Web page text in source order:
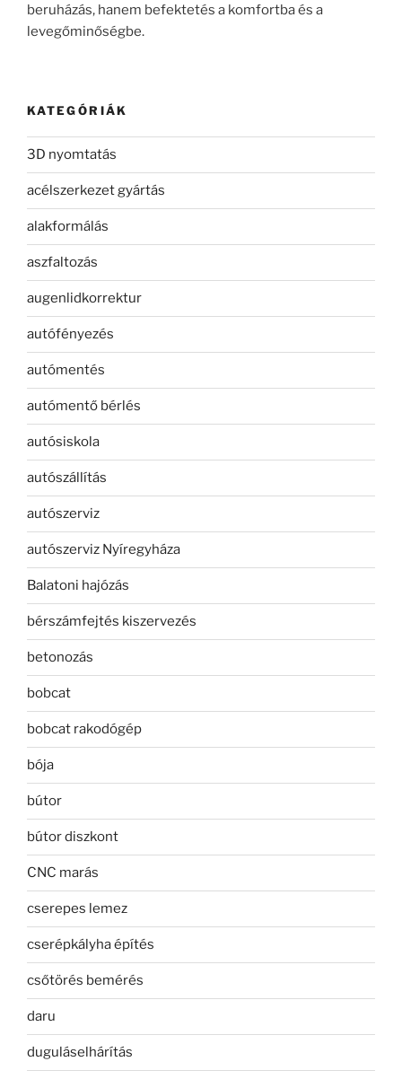
beruházás, hanem befektetés a komfortba és a
levegőminőségbe.
KATEGÓRIÁK
3D nyomtatás
acélszerkezet gyártás
alakformálás
aszfaltozás
augenlidkorrektur
autófényezés
autómentés
autómentő bérlés
autósiskola
autószállítás
autószerviz
autószerviz Nyíregyháza
Balatoni hajózás
bérszámfejtés kiszervezés
betonozás
bobcat
bobcat rakodógép
bója
bútor
bútor diszkont
CNC marás
cserepes lemez
cserépkályha építés
csőtörés bemérés
daru
duguláselhárítás